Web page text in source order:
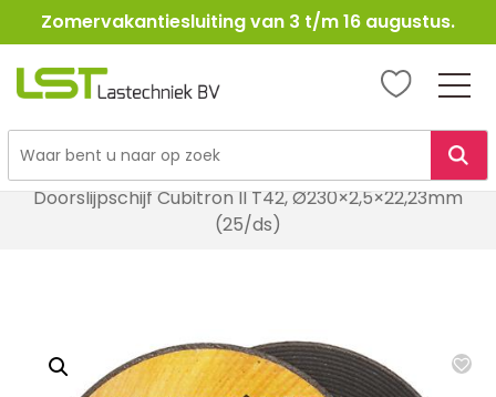
Ga
naar
Zomervakantiesluiting van 3 t/m 16 augustus.
LST
Lasbenodigheden
Doorslijpschijf Cubitron II T42, Ø230×2,5×22,23mm
(25/ds)